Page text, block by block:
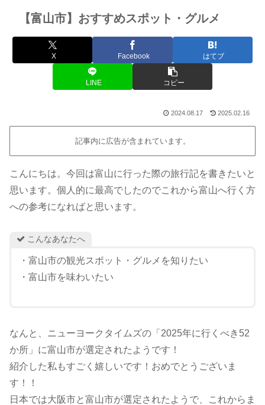
【富山市】おすすめスポット・グルメ
X Facebook はてブ
LINE コピー
2024.08.17 2025.02.16
記事内に広告が含まれています。
こんにちは。今回は富山に行った際の旅行記を書きたいと
思います。個人的に最高でしたのでこれから富山へ行く方
への参考になればと思います。
こんなあなたへ
・富山市の観光スポット・グルメを知りたい
・富山市を味わいたい
なんと、ニューヨークタイムズの「2025年に行くべき52
か所」に富山市が選定されたようです！
紹介した私もすごく嬉しいです！おめでとうございま
す！！
日本では大阪市と富山市が選定されたようで、これからま